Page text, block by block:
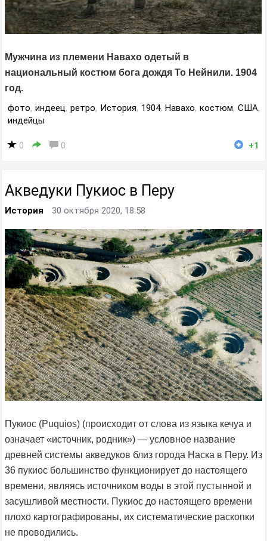
Мужчина из племени Навахо одетый в
национальный костюм бога дождя То Нейнили. 1904
год.
фото, индеец, ретро, История, 1904, Навахо, костюм, США,
индейцы
0 0 +1
Акведуки Пукиос в Перу
История 30 октября 2020, 18:58
Пукиос (Puquios) (происходит от слова из языка кечуа и
означает «источник, родник») — условное название
древней системы акведуков близ города Наска в Перу. Из
36 пукиос большинство функционирует до настоящего
времени, являясь источником воды в этой пустынной и
засушливой местности. Пукиос до настоящего времени
плохо картографированы, их систематические раскопки
не проводились.